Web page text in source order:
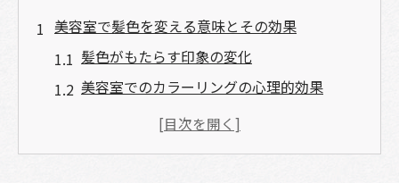
美容室で髪色を変える意味とその効果
髪色がもたらす印象の変化
美容室でのカラーリングの心理的効果
カラーリングが与えるプロフェッショナル